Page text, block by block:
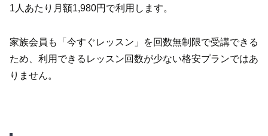
1人あたり月額1,980円で利用します。
家族会員も「今すぐレッスン」を回数無制限で受講できる
ため、利用できるレッスン回数が少ない格安プランではあ
りません。